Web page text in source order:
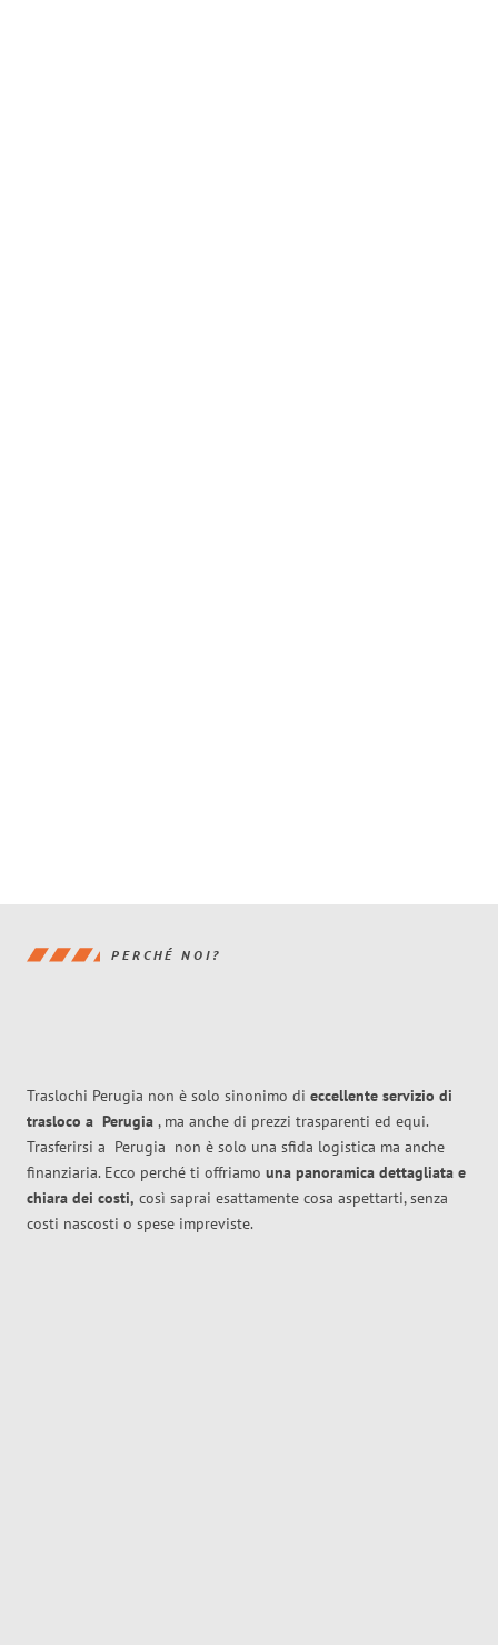
PERCHÉ NOI?
Traslochi Perugia non è solo sinonimo di eccellente servizio di
trasloco a Perugia , ma anche di prezzi trasparenti ed equi.
Trasferirsi a Perugia non è solo una sfida logistica ma anche
finanziaria. Ecco perché ti offriamo una panoramica dettagliata e
chiara dei costi, così saprai esattamente cosa aspettarti, senza
costi nascosti o spese impreviste.